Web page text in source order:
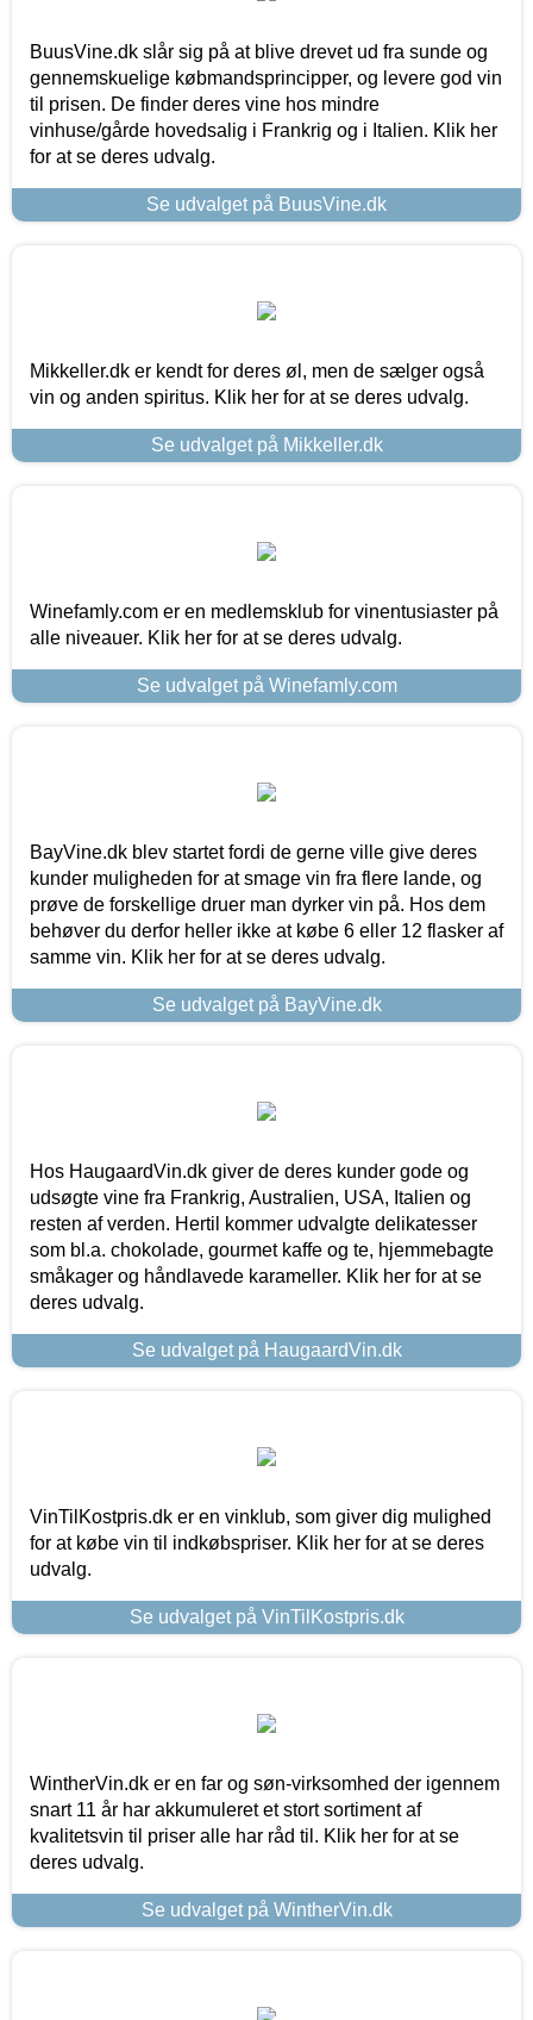
BuusVine.dk slår sig på at blive drevet ud fra sunde og
gennemskuelige købmandsprincipper, og levere god vin
til prisen. De finder deres vine hos mindre
vinhuse/gårde hovedsalig i Frankrig og i Italien. Klik her
for at se deres udvalg.
Se udvalget på BuusVine.dk
Mikkeller.dk er kendt for deres øl, men de sælger også
vin og anden spiritus. Klik her for at se deres udvalg.
Se udvalget på Mikkeller.dk
Winefamly.com er en medlemsklub for vinentusiaster på
alle niveauer. Klik her for at se deres udvalg.
Se udvalget på Winefamly.com
BayVine.dk blev startet fordi de gerne ville give deres
kunder muligheden for at smage vin fra flere lande, og
prøve de forskellige druer man dyrker vin på. Hos dem
behøver du derfor heller ikke at købe 6 eller 12 flasker af
samme vin. Klik her for at se deres udvalg.
Se udvalget på BayVine.dk
Hos HaugaardVin.dk giver de deres kunder gode og
udsøgte vine fra Frankrig, Australien, USA, Italien og
resten af verden. Hertil kommer udvalgte delikatesser
som bl.a. chokolade, gourmet kaffe og te, hjemmebagte
småkager og håndlavede karameller. Klik her for at se
deres udvalg.
Se udvalget på HaugaardVin.dk
VinTilKostpris.dk er en vinklub, som giver dig mulighed
for at købe vin til indkøbspriser. Klik her for at se deres
udvalg.
Se udvalget på VinTilKostpris.dk
WintherVin.dk er en far og søn-virksomhed der igennem
snart 11 år har akkumuleret et stort sortiment af
kvalitetsvin til priser alle har råd til. Klik her for at se
deres udvalg.
Se udvalget på WintherVin.dk